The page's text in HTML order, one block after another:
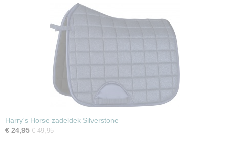
Harry's Horse zadeldek Silverstone
€ 24,95 € 49,95